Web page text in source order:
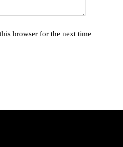
browser for the next time